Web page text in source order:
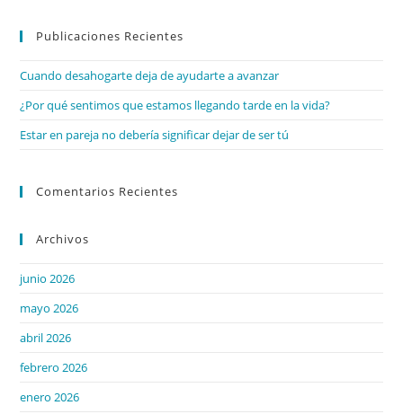
Publicaciones Recientes
Cuando desahogarte deja de ayudarte a avanzar
¿Por qué sentimos que estamos llegando tarde en la vida?
Estar en pareja no debería significar dejar de ser tú
Comentarios Recientes
Archivos
junio 2026
mayo 2026
abril 2026
febrero 2026
enero 2026